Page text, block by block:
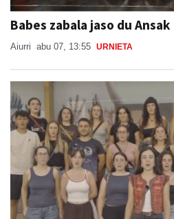
Babes zabala jaso du Ansak
Aiurri abu 07, 13:55 URNIETA